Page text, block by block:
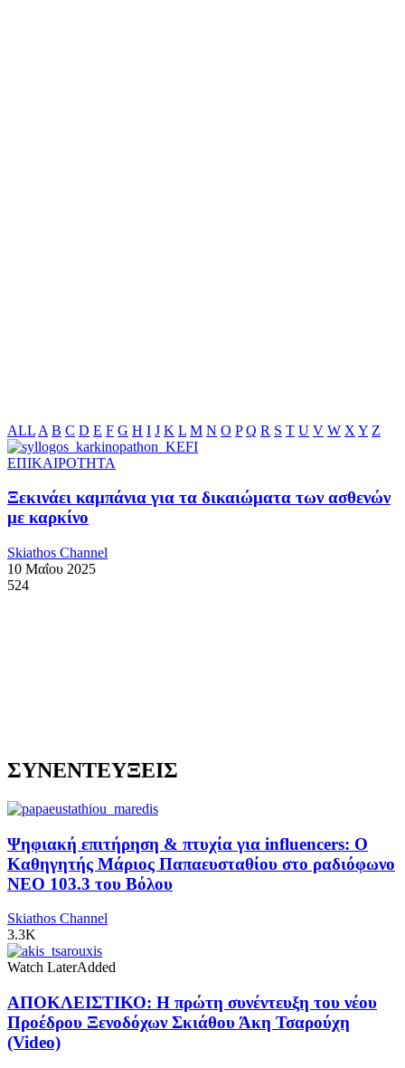
ALL A B C D E F G H I J K L M N O P Q R S T U V W X Y Z
ΕΠΙΚΑΙΡΟΤΗΤΑ
Ξεκινάει καμπάνια για τα δικαιώματα των ασθενών
με καρκίνο
Skiathos Channel
10 Μαΐου 2025
524
ΣΥΝΕΝΤΕΥΞΕΙΣ
Ψηφιακή επιτήρηση & πτυχία για influencers: Ο
Καθηγητής Μάριος Παπαευσταθίου στο ραδιόφωνο
NEO 103.3 του Βόλου
Skiathos Channel
3.3K
Watch LaterAdded
ΑΠΟΚΛΕΙΣΤΙΚΟ: Η πρώτη συνέντευξη του νέου
Προέδρου Ξενοδόχων Σκιάθου Άκη Τσαρούχη
(Video)